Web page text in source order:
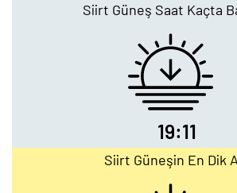
Siirt Güneş Saat Kaçta
19:11
Siirt Güneşin En Dik